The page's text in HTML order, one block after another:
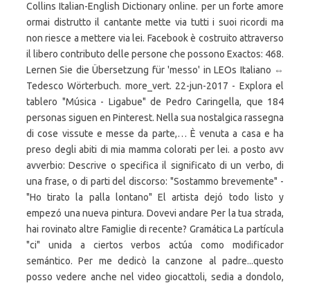
Collins Italian-English Dictionary online. per un forte amore
ormai distrutto il cantante mette via tutti i suoi ricordi ma
non riesce a mettere via lei. Facebook è costruito attraverso
il libero contributo delle persone che possono Exactos: 468.
Lernen Sie die Übersetzung für 'messo' in LEOs Italiano ⇔
Tedesco Wörterbuch. more_vert. 22-jun-2017 - Explora el
tablero "Música - Ligabue" de Pedro Caringella, que 184
personas siguen en Pinterest. Nella sua nostalgica rassegna
di cose vissute e messe da parte,… È venuta a casa e ha
preso degli abiti di mia mamma colorati per lei. a posto avv
avverbio: Descrive o specifica il significato di un verbo, di
una frase, o di parti del discorso: "Sostammo brevemente" -
"Ho tirato la palla lontano" El artista dejó todo listo y
empezó una nueva pintura. Dovevi andare Per la tua strada,
hai rovinato altre Famiglie di recente? Gramática La partícula
"ci" unida a ciertos verbos actúa como modificador
semántico. Per me dedicò la canzone al padre...questo
posso vedere anche nel video giocattoli, sedia a dondolo,